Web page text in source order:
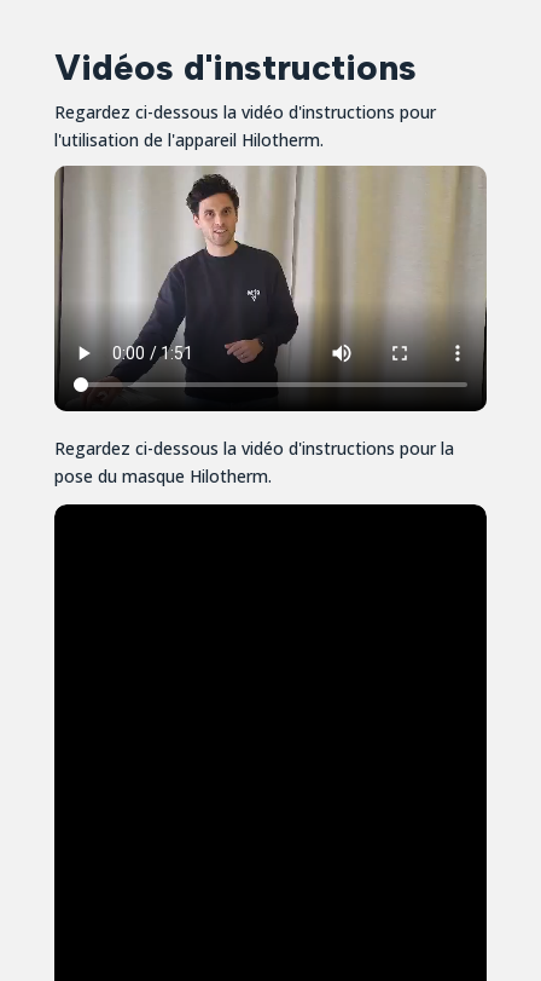
Vidéos d'instructions
Regardez ci-dessous la vidéo d'instructions pour
l'utilisation de l'appareil Hilotherm.
Regardez ci-dessous la vidéo d'instructions pour la
pose du masque Hilotherm.